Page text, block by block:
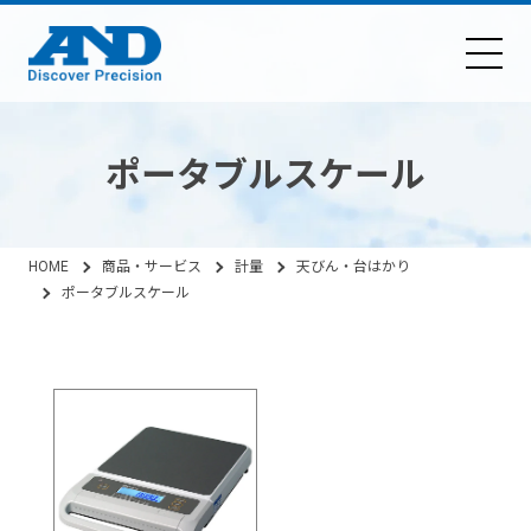
ポータブルスケール
HOME 商品・サービス 計量
天びん・台はかり
ポータブルスケール